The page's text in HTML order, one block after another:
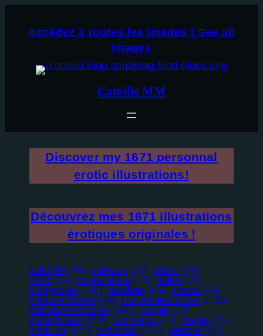
Accédez à toutes les images | See all
images
Camille MM
Discover my 1671 personnal
erotic illustrations!
Découvrez mes 1671 illustrations
érotiques originales !
actualité (49) animaux (16) baiser (23)
black (61) bonne soeur (19) bottes (74)
bourgeoise (144) branlette (89) bureau (28)
burqa et foulard (24) chaussettes et bas (153)
costume historique (196) couple (32)
cul et fesses (154) cunilingus (18) doigté (24)
erotic art (147) exhibition (123) fellation (62)